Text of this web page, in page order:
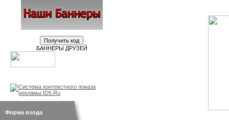
БАННЕРЫ ДРУЗЕЙ
Форма входа